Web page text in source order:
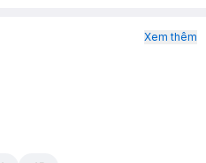
Xem thêm